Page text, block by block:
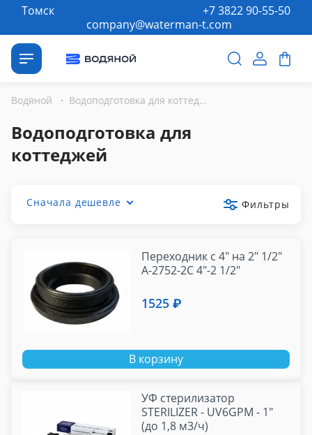
Томск
company@waterman-t.com
+7 3822 90-55-50
Водяной · Водоподготовка для коттеджей
Водоподготовка для
коттеджей
Сначала дешевле Фильтры
Переходник с 4" на 2" 1/2"
А-2752-2С 4"-2 1/2"
1525 ₽
В корзину
УФ стерилизатор
STERILIZER - UV6GPM - 1"
(до 1,8 м3/ч)